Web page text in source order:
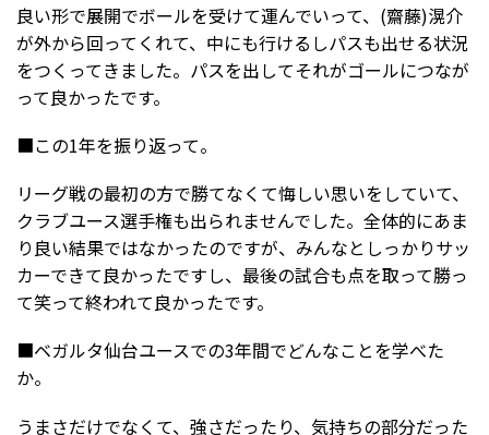
良い形で展開でボールを受けて運んでいって、(齋藤)滉介
が外から回ってくれて、中にも行けるしパスも出せる状況
をつくってきました。パスを出してそれがゴールにつなが
って良かったです。
■この1年を振り返って。
リーグ戦の最初の方で勝てなくて悔しい思いをしていて、
クラブユース選手権も出られませんでした。全体的にあま
り良い結果ではなかったのですが、みんなとしっかりサッ
カーできて良かったですし、最後の試合も点を取って勝っ
て笑って終われて良かったです。
■ベガルタ仙台ユースでの3年間でどんなことを学べた
か。
うまさだけでなくて、強さだったり、気持ちの部分だった